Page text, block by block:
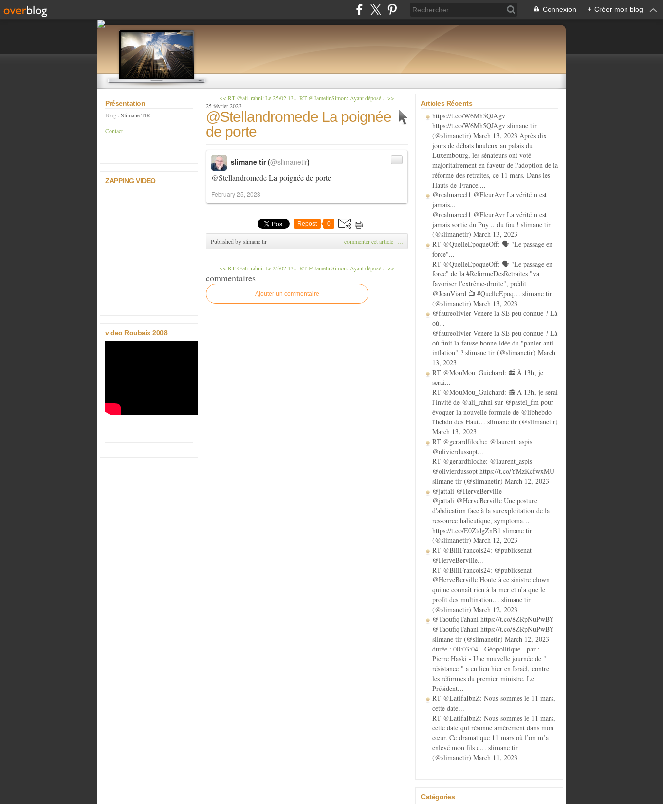
Connexion + Créer mon blog
Présentation
Blog : Slimane TIR
Contact
ZAPPING VIDEO
video Roubaix 2008
<< RT @ali_rahni: Le 25/02 13... RT @JamelinSimon: Ayant déposé... >>
25 février 2023
@Stellandromede La poignée
de porte
@StellandromedeLa poignée de porte
slimane tir (@slimanetir)
February 25, 2023
Repost 0
Published by slimane tir commenter cet article …
<< RT @ali_rahni: Le 25/02 13... RT @JamelinSimon: Ayant déposé... >>
commentaires
Ajouter un commentaire
Articles Récents
https://t.co/W6Mh5QJAgv
https://t.co/W6Mh5QJAgv slimane tir
(@slimanetir) March 13, 2023 Après dix
jours de débats houleux au palais du
Luxembourg, les sénateurs ont voté
majoritairement en faveur de l'adoption de la
réforme des retraites, ce 11 mars. Dans les
Hauts-de-France,...
@realmarcel1 @FleurAvr La vérité n est
jamais...
@realmarcel1 @FleurAvr La vérité n est
jamais sortie du Puy .. du fou ! slimane tir
(@slimanetir) March 13, 2023
RT @QuelleEpoqueOff: 🗣️ "Le passage en
force"...
RT @QuelleEpoqueOff: 🗣️ "Le passage en
force" de la #ReformeDesRetraites "va
favoriser l'extrême-droite", prédit
@JeanViard 📺 #QuelleEpoq… slimane tir
(@slimanetir) March 13, 2023
@faureolivier Venere la SE peu connue ? Là
où...
@faureolivier Venere la SE peu connue ? Là
où finit la fausse bonne idée du "panier anti
inflation" ? slimane tir (@slimanetir) March
13, 2023
RT @MouMou_Guichard: 📻 À 13h, je
serai...
RT @MouMou_Guichard: 📻 À 13h, je serai
l'invité de @ali_rahni sur @pastel_fm pour
évoquer la nouvelle formule de @libhebdo
l'hebdo des Haut… slimane tir (@slimanetir)
March 13, 2023
RT @gerardfiloche: @laurent_aspis
@olivierdussopt...
RT @gerardfiloche: @laurent_aspis
@olivierdussopt https://t.co/YMzKcfwxMU
slimane tir (@slimanetir) March 12, 2023
@jattali @HerveBerville
@jattali @HerveBerville Une posture
d'abdication face à la surexploitation de la
ressource halieutique, symptoma…
https://t.co/E0ZtdgZnB1 slimane tir
(@slimanetir) March 12, 2023
RT @BillFrancois24: @publicsenat
@HerveBerville...
RT @BillFrancois24: @publicsenat
@HerveBerville Honte à ce sinistre clown
qui ne connaît rien à la mer et n’a que le
profit des multination… slimane tir
(@slimanetir) March 12, 2023
@TaoufiqTahani https://t.co/8ZRpNuPwBY
@TaoufiqTahani https://t.co/8ZRpNuPwBY
slimane tir (@slimanetir) March 12, 2023
durée : 00:03:04 - Géopolitique - par :
Pierre Haski - Une nouvelle journée de "
résistance " a eu lieu hier en Israël, contre
les réformes du premier ministre. Le
Président...
RT @LatifaIbnZ: Nous sommes le 11 mars,
cette date...
RT @LatifaIbnZ: Nous sommes le 11 mars,
cette date qui résonne amèrement dans mon
cœur. Ce dramatique 11 mars où l’on m’a
enlevé mon fils c… slimane tir
(@slimanetir) March 11, 2023
Catégories